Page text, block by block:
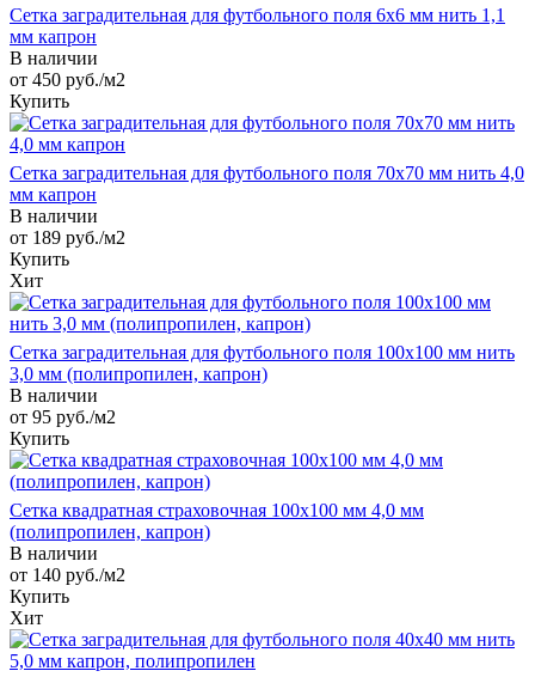
Сетка заградительная для футбольного поля 6х6 мм нить 1,1
мм капрон
В наличии
от 450 руб./м2
Купить
Сетка заградительная для футбольного поля 70х70 мм нить 4,0
мм капрон
В наличии
от 189 руб./м2
Купить
Хит
Сетка заградительная для футбольного поля 100х100 мм нить
3,0 мм (полипропилен, капрон)
В наличии
от 95 руб./м2
Купить
Сетка квадратная страховочная 100х100 мм 4,0 мм
(полипропилен, капрон)
В наличии
от 140 руб./м2
Купить
Хит